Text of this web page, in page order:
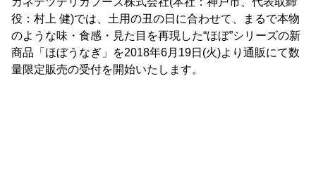
役：村上 健)では、土用の丑の日に合わせて、まるで本物
のような味・食感・見た目を再現した“ほぼ”シリーズの新
商品「ほぼうなぎ」を2018年6月19日(火)より通販にて数
量限定販売の受付を開始いたします。